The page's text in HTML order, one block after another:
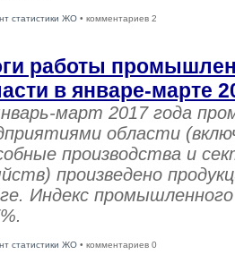
статистики ЖО • комментариев 2
работы
в январе-марте
март 2017 года
области
производства и
произведено
Индекс
статистики ЖО • комментариев 0